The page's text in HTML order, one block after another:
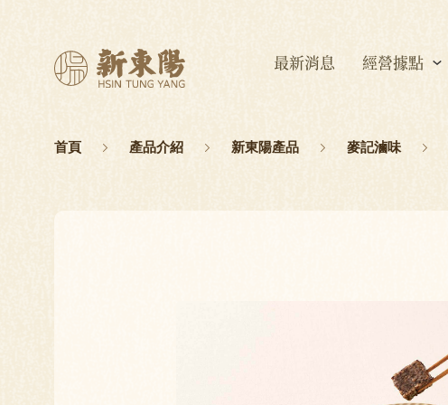
最新消息 經營據點
首頁 產品介紹 新東陽產品 麥記滷味